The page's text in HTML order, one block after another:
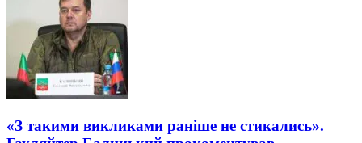
«З такими викликами раніше не стикались».